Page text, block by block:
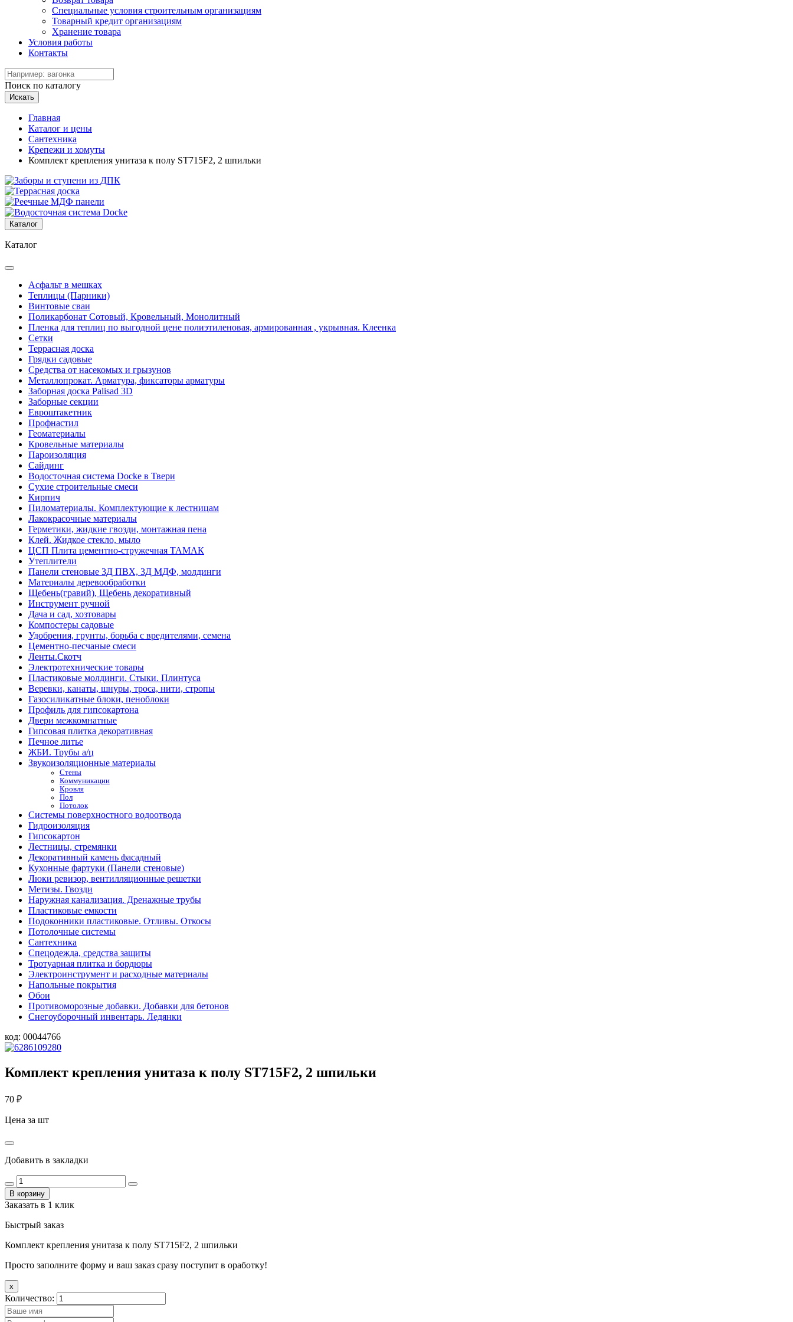
Специальные условия строительным организациям
Товарный кредит организациям
Хранение товара
Условия работы
Контакты
Поиск по каталогу
Искать
Главная
Каталог и цены
Сантехника
Крепежи и хомуты
Комплект крепления унитаза к полу ST715F2, 2 шпильки
Каталог
Каталог
Асфальт в мешках
Теплицы (Парники)
Винтовые сваи
Поликарбонат Сотовый, Кровельный, Монолитный
Пленка для теплиц по выгодной цене полиэтиленовая, армированная , укрывная. Клеенка
Сетки
Террасная доска
Грядки садовые
Средства от насекомых и грызунов
Металлопрокат. Арматура, фиксаторы арматуры
Заборная доска Palisad 3D
Заборные секции
Евроштакетник
Профнастил
Геоматериалы
Кровельные материалы
Пароизоляция
Сайдинг
Водосточная система Docke в Твери
Сухие строительные смеси
Кирпич
Пиломатериалы. Комплектующие к лестницам
Лакокрасочные материалы
Герметики, жидкие гвозди, монтажная пена
Клей. Жидкое стекло, мыло
ЦСП Плита цементно-стружечная ТАМАК
Утеплители
Панели стеновые 3Д ПВХ, 3Д МДФ, молдинги
Материалы деревообработки
Щебень(гравий), Щебень декоративный
Инструмент ручной
Дача и сад, хозтовары
Компостеры садовые
Удобрения, грунты, борьба с вредителями, семена
Цементно-песчаные смеси
Ленты.Скотч
Электротехнические товары
Пластиковые молдинги. Стыки. Плинтуса
Веревки, канаты, шнуры, троса, нити, стропы
Газосиликатные блоки, пеноблоки
Профиль для гипсокартона
Двери межкомнатные
Гипсовая плитка декоративная
Печное литье
ЖБИ. Трубы а/ц
Звукоизоляционные материалы
Стены
Коммуникации
Кровля
Пол
Потолок
Системы поверхностного водоотвода
Гидроизоляция
Гипсокартон
Лестницы, стремянки
Декоративный камень фасадный
Кухонные фартуки (Панели стеновые)
Люки ревизор, вентилляционные решетки
Метизы. Гвозди
Наружная канализация. Дренажные трубы
Пластиковые емкости
Подоконники пластиковые. Отливы. Откосы
Потолочные системы
Сантехника
Спецодежда, средства защиты
Тротуарная плитка и бордюры
Электроинструмент и расходные материалы
Напольные покрытия
Обои
Противоморозные добавки. Добавки для бетонов
Снегоуборочный инвентарь. Ледянки
код: 00044766
Комплект крепления унитаза к полу ST715F2, 2 шпильки
70 ₽
Цена за шт
Добавить в закладки
В корзину
Заказать в 1 клик
Быстрый заказ
Комплект крепления унитаза к полу ST715F2, 2 шпильки
Просто заполните форму и ваш заказ сразу поступит в оработку!
x
Количество: